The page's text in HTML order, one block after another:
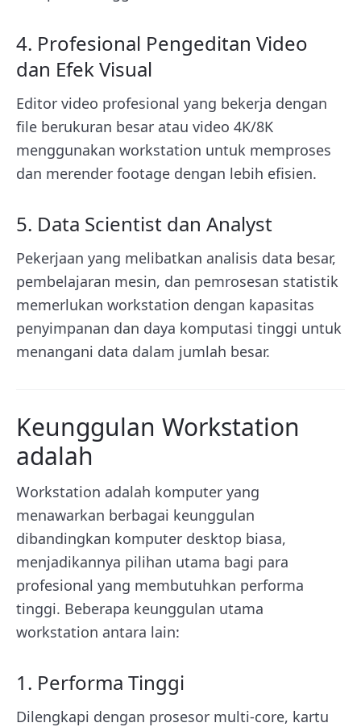
4. Profesional Pengeditan Video
dan Efek Visual
Editor video profesional yang bekerja dengan
file berukuran besar atau video 4K/8K
menggunakan workstation untuk memproses
dan merender footage dengan lebih efisien.
5. Data Scientist dan Analyst
Pekerjaan yang melibatkan analisis data besar,
pembelajaran mesin, dan pemrosesan statistik
memerlukan workstation dengan kapasitas
penyimpanan dan daya komputasi tinggi untuk
menangani data dalam jumlah besar.
Keunggulan Workstation
adalah
Workstation adalah komputer yang
menawarkan berbagai keunggulan
dibandingkan komputer desktop biasa,
menjadikannya pilihan utama bagi para
profesional yang membutuhkan performa
tinggi. Beberapa keunggulan utama
workstation antara lain:
1. Performa Tinggi
Dilengkapi dengan prosesor multi-core, kartu